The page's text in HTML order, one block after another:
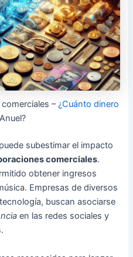
–¿Cuánto dinero
subestimar el impacto
comerciales.
obtener ingresos
Empresas de diversos
buscan asociarse
en las redes sociales y